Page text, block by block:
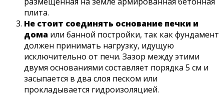
плита.
Не стоит соединять основание печки и
дома или банной постройки, так как фундамент
должен принимать нагрузку, идущую
исключительно от печи. Зазор между этими
двумя основаниями составляет порядка 5 см и
засыпается в два слоя песком или
прокладывается гидроизоляцией.